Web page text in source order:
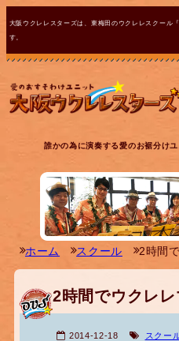
大阪ウクレレスターズは、東梅田のウクレレスクール
す。
誰かの為に演奏する愛のお裾分け
ホーム スクール 2時間
2時間でウクレ
2014-12-18
スクー